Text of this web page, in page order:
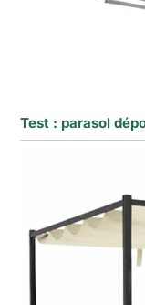
Test : parasol